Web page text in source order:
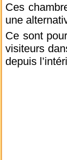
Ces
une
Ce sont
visiteurs
depuis